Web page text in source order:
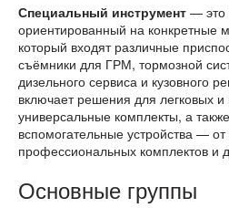
Специальный инструмент — это
ориентированный на конкретные
который входят различные
съёмники для ГРМ, тормозной
дизельного сервиса и кузовного
включает решения для легковых и
универсальные комплекты, а
вспомогательные устройства —
профессиональных комплектов и
Основные группы